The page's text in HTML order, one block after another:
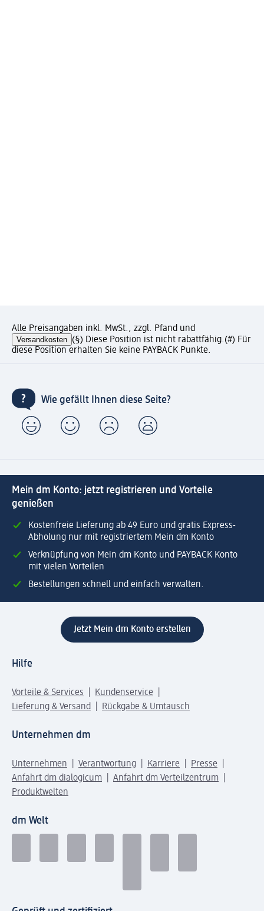
Alle Preisangaben inkl. MwSt., zzgl. Pfand und
Versandkosten (§) Diese Position ist nicht rabattfähig.(#) Für
diese Position erhalten Sie keine PAYBACK Punkte.
Wie gefällt Ihnen diese Seite?
Mein dm Konto: jetzt registrieren und Vorteile
genießen
Kostenfreie Lieferung ab 49 Euro und gratis Express-
Abholung nur mit registriertem Mein dm Konto
Verknüpfung von Mein dm Konto und PAYBACK Konto
mit vielen Vorteilen
Bestellungen schnell und einfach verwalten.
Jetzt Mein dm Konto erstellen
Hilfe
Vorteile & Services
Kundenservice
Lieferung & Versand
Rückgabe & Umtausch
Unternehmen dm
Unternehmen Verantwortung Karriere
Presse
Anfahrt dm dialogicum
Anfahrt dm Verteilzentrum
Produktwelten
dm Welt